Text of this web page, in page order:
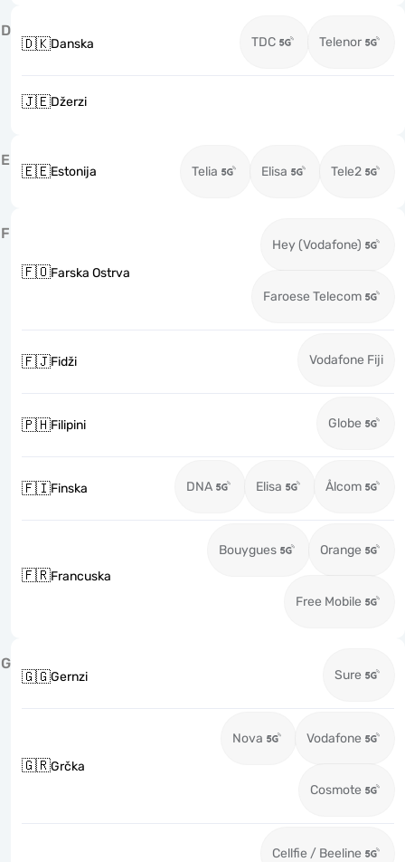
D
🇩🇰Danska TDC Telenor
🇯🇪Džerzi
E
🇪🇪Estonija Telia Elisa Tele2
F
🇫🇴Farska Ostrva
Hey (Vodafone)
Faroese Telecom
🇫🇯Fidži Vodafone Fiji
🇵🇭Filipini Globe
🇫🇮Finska DNA Elisa Ålcom
🇫🇷Francuska
Bouygues Orange
Free Mobile
G
🇬🇬Gernzi Sure
🇬🇷Grčka
Nova Vodafone
Cosmote
Cellfie / Beeline